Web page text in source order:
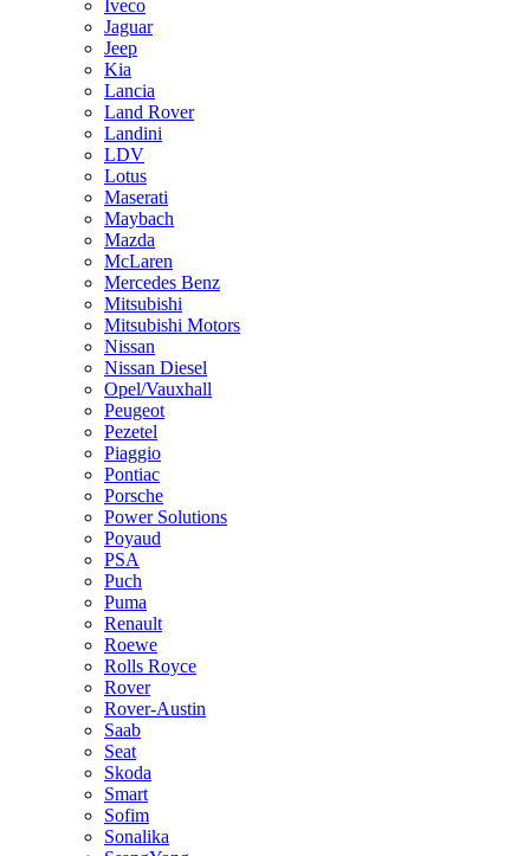
Iveco
Jaguar
Jeep
Kia
Lancia
Land Rover
Landini
LDV
Lotus
Maserati
Maybach
Mazda
McLaren
Mercedes Benz
Mitsubishi
Mitsubishi Motors
Nissan
Nissan Diesel
Opel/Vauxhall
Peugeot
Pezetel
Piaggio
Pontiac
Porsche
Power Solutions
Poyaud
PSA
Puch
Puma
Renault
Roewe
Rolls Royce
Rover
Rover-Austin
Saab
Seat
Skoda
Smart
Sofim
Sonalika